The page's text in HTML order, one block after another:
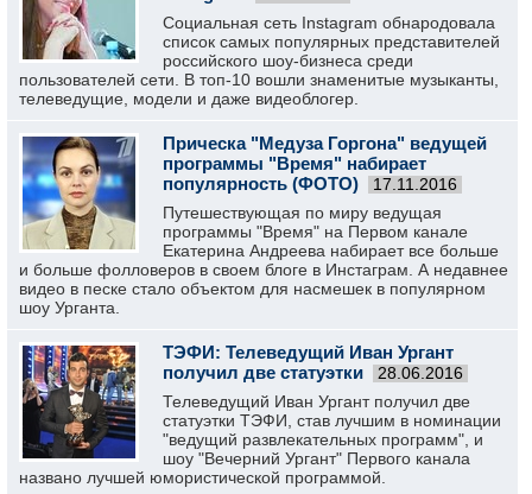
Социальная сеть Instagram обнародовала
список самых популярных представителей
российского шоу-бизнеса среди
пользователей сети. В топ-10 вошли знаменитые музыканты,
телеведущие, модели и даже видеоблогер.
Прическа "Медуза Горгона" ведущей
программы "Время" набирает
популярность (ФОТО)
17.11.2016
Путешествующая по миру ведущая
программы "Время" на Первом канале
Екатерина Андреева набирает все больше
и больше фолловеров в своем блоге в Инстаграм. А недавнее
видео в песке стало объектом для насмешек в популярном
шоу Урганта.
ТЭФИ: Телеведущий Иван Ургант
получил две статуэтки
28.06.2016
Телеведущий Иван Ургант получил две
статуэтки ТЭФИ, став лучшим в номинации
"ведущий развлекательных программ", и
шоу "Вечерний Ургант" Первого канала
названо лучшей юмористической программой.